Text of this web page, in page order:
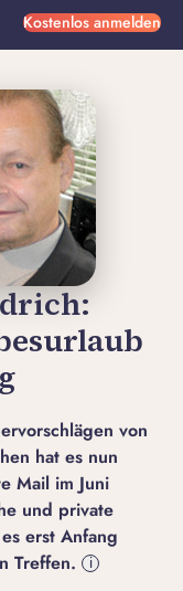
Kostenlos anmelden
von
hat es nun
Mail im Juni
und private
erst Anfang
Treffen.
i